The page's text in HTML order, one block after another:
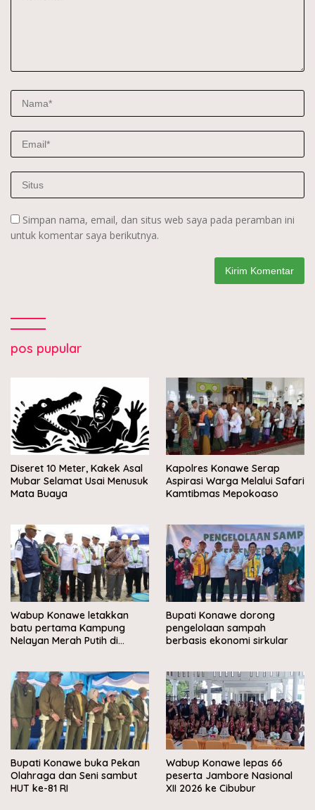
Simpan nama, email, dan situs web saya pada peramban ini
untuk komentar saya berikutnya.
pos pupular
Diseret 10 Meter, Kakek Asal
Mubar Selamat Usai Menusuk
Mata Buaya
Kapolres Konawe Serap
Aspirasi Warga Melalui Safari
Kamtibmas Mepokoaso
Wabup Konawe letakkan
batu pertama Kampung
Nelayan Merah Putih di
Bupati Konawe dorong
pengelolaan sampah
berbasis ekonomi sirkular
Bupati Konawe buka Pekan
Olahraga dan Seni sambut
HUT ke-81 RI
Wabup Konawe lepas 66
peserta Jambore Nasional
XII 2026 ke Cibubur